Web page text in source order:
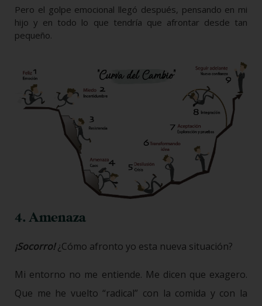
Pero el golpe emocional llegó después, pensando en mi
hijo y en todo lo que tendría que afrontar desde tan
pequeño.
4. Amenaza
¡Socorro! ¿Cómo afronto yo esta nueva situación?
Mi entorno no me entiende. Me dicen que exagero.
Que me he vuelto “radical” con la comida y con la